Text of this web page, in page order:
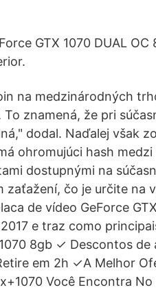
GTX 1070 DUAL OC
na medzinárodných
znamená, že pri
dodal. Naďalej však
ohromujúci hash
dostupnými na
čo je určite na
de vídeo GeForce
e traz como
8gb ✓ Descontos
em 2h ✓A Melhor
Você Encontra No